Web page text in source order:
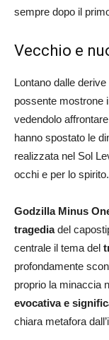
sempre dopo il
Vecchio e
Lontano dalle
possente mostrone
vedendolo
hanno spostato le
realizzata nel Sol
occhi e per lo spirito.
Godzilla Minus
tragediadel
centrale il tema del
profondamente
proprio la minaccia
evocativa e
chiara metafora